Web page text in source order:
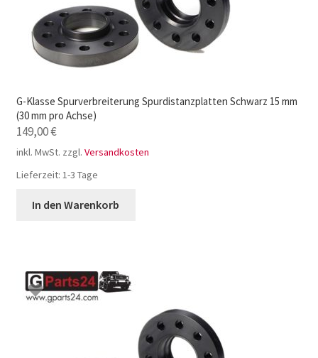
G-Klasse Spurverbreiterung Spurdistanzplatten Schwarz 15 mm
(30 mm pro Achse)
149,00€
inkl. MwSt. zzgl. Versandkosten
Lieferzeit: 1-3 Tage
In den Warenkorb